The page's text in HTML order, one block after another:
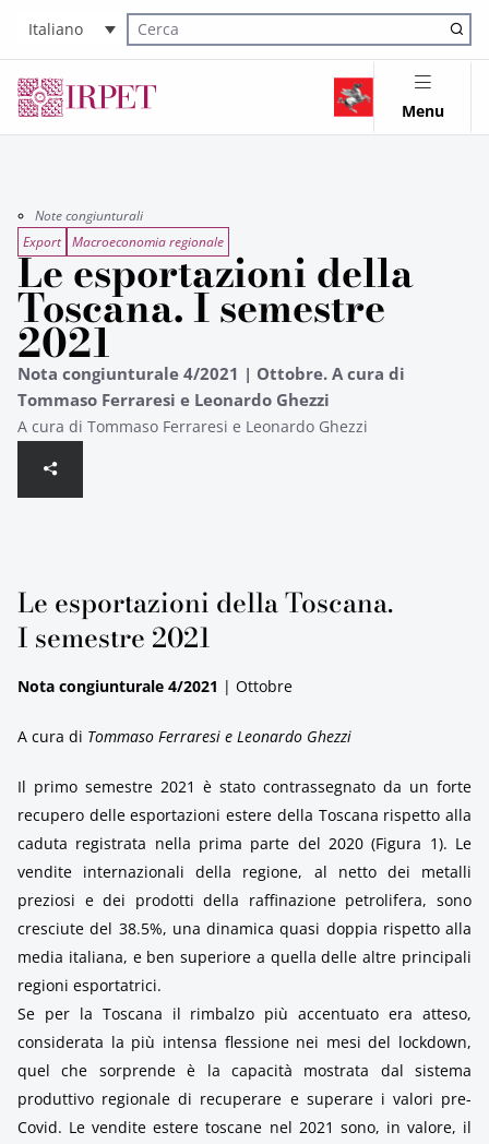
Italiano
Cerca nel sito
Menu
Note congiunturali
Export Macroeconomia regionale
Le esportazioni della
Toscana. I semestre
2021
Nota congiunturale 4/2021 | Ottobre. A cura di
Tommaso Ferraresi e Leonardo Ghezzi
A cura di Tommaso Ferraresi e Leonardo Ghezzi
Le esportazioni della Toscana.
I semestre 2021
Nota congiunturale 4/2021 | Ottobre
A cura di Tommaso Ferraresi e Leonardo Ghezzi
Il primo semestre 2021 è stato contrassegnato da un forte
recupero delle esportazioni estere della Toscana rispetto alla
caduta registrata nella prima parte del 2020 (Figura 1). Le
vendite internazionali della regione, al netto dei metalli
preziosi e dei prodotti della raffinazione petrolifera, sono
cresciute del 38.5%, una dinamica quasi doppia rispetto alla
media italiana, e ben superiore a quella delle altre principali
regioni esportatrici.
Se per la Toscana il rimbalzo più accentuato era atteso,
considerata la più intensa flessione nei mesi del lockdown,
quel che sorprende è la capacità mostrata dal sistema
produttivo regionale di recuperare e superare i valori pre-
Covid. Le vendite estere toscane nel 2021 sono, in valore, il